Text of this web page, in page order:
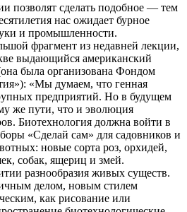
позволят сделать подобное — тем
нас ожидает бурное
и промышленности.
фрагмент из недавней лекции,
выдающийся американский
была организована Фондом
«Мы думаем, что генная
предприятий. Но в будущем
же пути, что и эволюция
Биотехнология должна войти в
«Сделай сам» для садовников и
новые сорта роз, орхидей,
собак, ящериц и змей.
разнообразия живых существ.
делом, новым стилем
как рисование или